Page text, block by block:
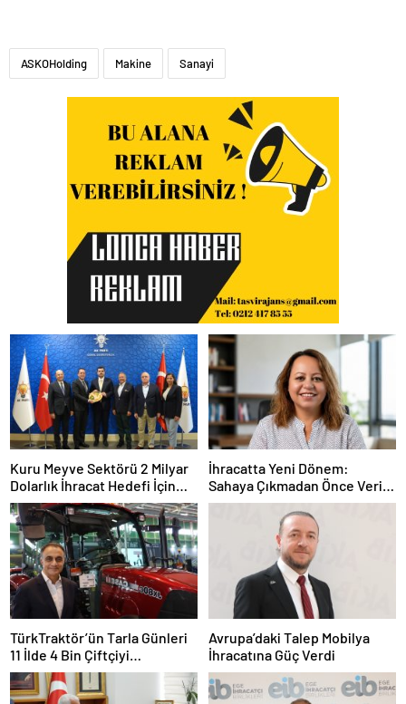
ASKOHolding Makine Sanayi
Kuru Meyve Sektörü 2 Milyar
Dolarlık İhracat Hedefi İçin
Ankara’nın Desteğini İstedi
İhracatta Yeni Dönem:
Sahaya Çıkmadan Önce Veriyi
Doğru Okumak
TürkTraktör’ün Tarla Günleri
11 İlde 4 Bin Çiftçiyi
Buluşturdu
Avrupa’daki Talep Mobilya
İhracatına Güç Verdi